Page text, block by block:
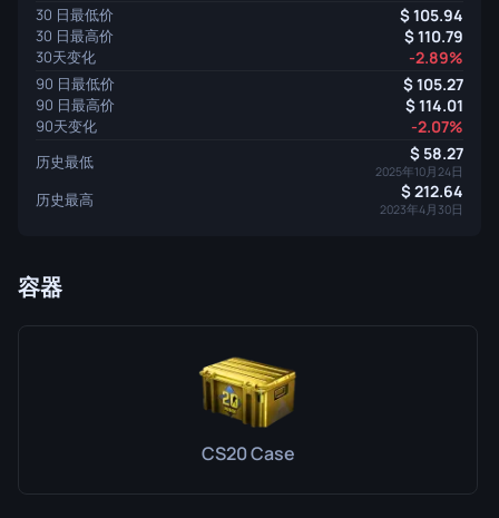
30 日最低价 105.94
30 日最高价 110.79
30天变化 -2.89%
90 日最低价 105.27
90 日最高价 114.01
90天变化 -2.07%
历史最低 58.27
2025年10月24日
历史最高 212.64
2023年4月30日
容器
CS20 Case